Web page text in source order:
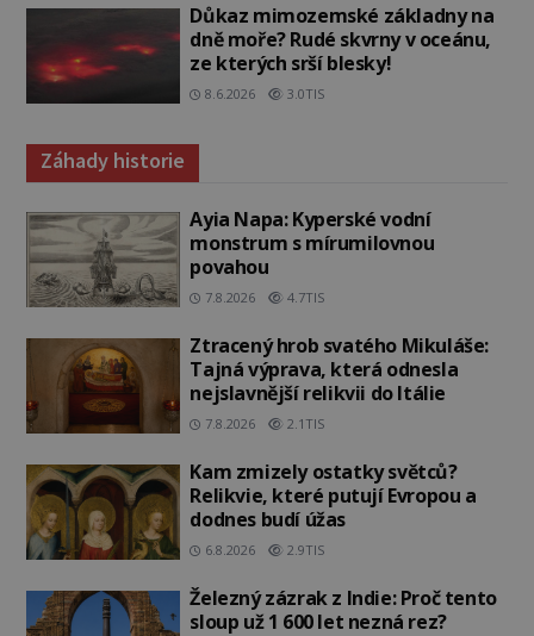
Důkaz mimozemské základny na
dně moře? Rudé skvrny v oceánu,
ze kterých srší blesky!
8.6.2026 3.0TIS
Záhady historie
Ayia Napa: Kyperské vodní
monstrum s mírumilovnou
povahou
7.8.2026 4.7TIS
Ztracený hrob svatého Mikuláše:
Tajná výprava, která odnesla
nejslavnější relikvii do Itálie
7.8.2026 2.1TIS
Kam zmizely ostatky světců?
Relikvie, které putují Evropou a
dodnes budí úžas
6.8.2026 2.9TIS
Železný zázrak z Indie: Proč tento
sloup už 1 600 let nezná rez?